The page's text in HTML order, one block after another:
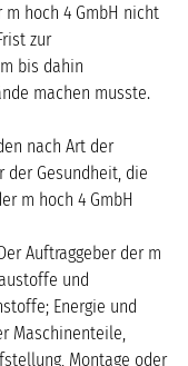
hoch 4 GmbH nicht
zur
bis dahin
machen musste.
nach Art der
der Gesundheit, die
m hoch 4 GmbH
Auftraggeber der m
und
Energie und
Maschinenteile,
Montage oder